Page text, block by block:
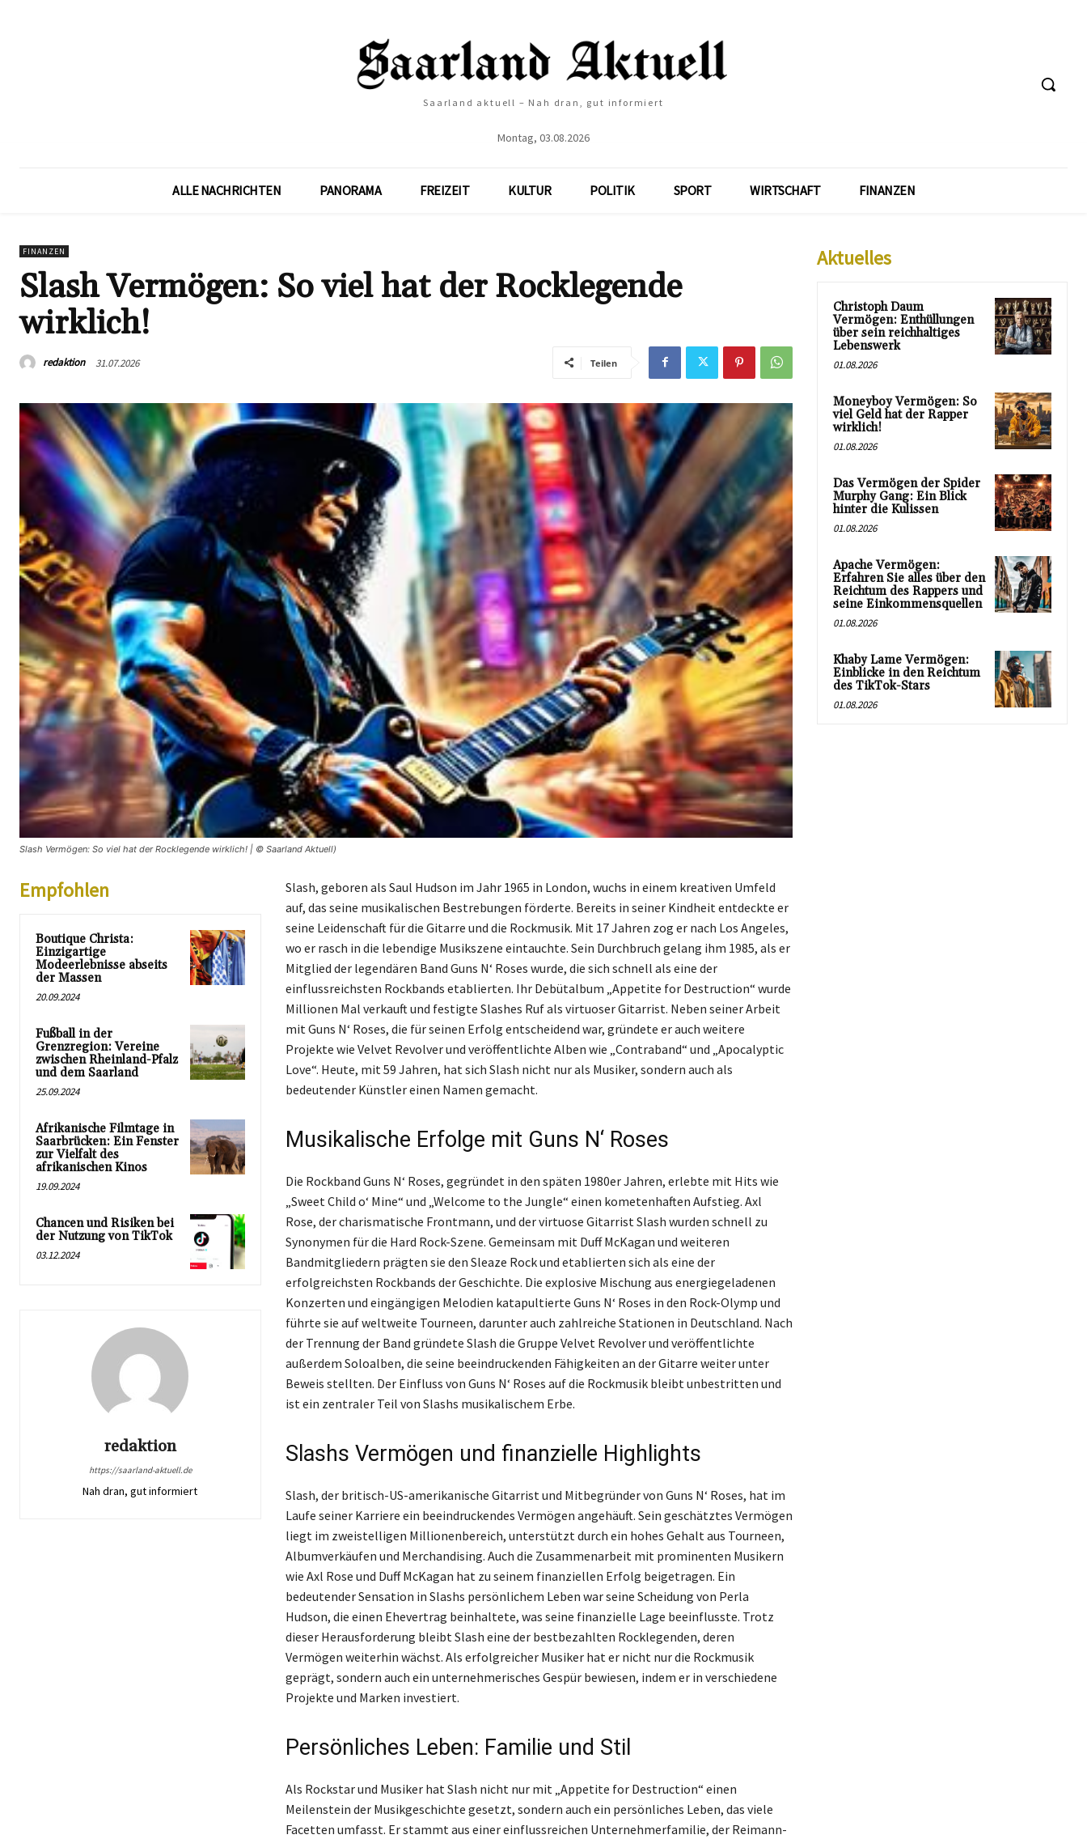
Saarland aktuell – Nah dran, gut informiert
Montag, 03.08.2026
ALLE NACHRICHTEN PANORAMA FREIZEIT KULTUR POLITIK SPORT WIRTSCHAFT FINANZEN
FINANZEN
Slash Vermögen: So viel hat der Rocklegende
wirklich!
redaktion 31.07.2026 Teilen
Slash Vermögen: So viel hat der Rocklegende wirklich! | © Saarland Aktuell)
Empfohlen
Boutique Christa:
Einzigartige
Modeerlebnisse abseits
der Massen
20.09.2024
Fußball in der
Grenzregion: Vereine
zwischen Rheinland-Pfalz
und dem Saarland
25.09.2024
Afrikanische Filmtage in
Saarbrücken: Ein Fenster
zur Vielfalt des
afrikanischen Kinos
19.09.2024
Chancen und Risiken bei
der Nutzung von TikTok
03.12.2024
redaktion
https://saarland-aktuell.de
Nah dran, gut informiert
Slash, geboren als Saul Hudson im Jahr 1965 in London, wuchs in einem kreativen Umfeld
auf, das seine musikalischen Bestrebungen förderte. Bereits in seiner Kindheit entdeckte er
seine Leidenschaft für die Gitarre und die Rockmusik. Mit 17 Jahren zog er nach Los Angeles,
wo er rasch in die lebendige Musikszene eintauchte. Sein Durchbruch gelang ihm 1985, als er
Mitglied der legendären Band Guns N‘ Roses wurde, die sich schnell als eine der
einflussreichsten Rockbands etablierten. Ihr Debütalbum „Appetite for Destruction“ wurde
Millionen Mal verkauft und festigte Slashes Ruf als virtuoser Gitarrist. Neben seiner Arbeit
mit Guns N‘ Roses, die für seinen Erfolg entscheidend war, gründete er auch weitere
Projekte wie Velvet Revolver und veröffentlichte Alben wie „Contraband“ und „Apocalyptic
Love“. Heute, mit 59 Jahren, hat sich Slash nicht nur als Musiker, sondern auch als
bedeutender Künstler einen Namen gemacht.
Musikalische Erfolge mit Guns N‘ Roses
Die Rockband Guns N‘ Roses, gegründet in den späten 1980er Jahren, erlebte mit Hits wie
„Sweet Child o‘ Mine“ und „Welcome to the Jungle“ einen kometenhaften Aufstieg. Axl
Rose, der charismatische Frontmann, und der virtuose Gitarrist Slash wurden schnell zu
Synonymen für die Hard Rock-Szene. Gemeinsam mit Duff McKagan und weiteren
Bandmitgliedern prägten sie den Sleaze Rock und etablierten sich als eine der
erfolgreichsten Rockbands der Geschichte. Die explosive Mischung aus energiegeladenen
Konzerten und eingängigen Melodien katapultierte Guns N‘ Roses in den Rock-Olymp und
führte sie auf weltweite Tourneen, darunter auch zahlreiche Stationen in Deutschland. Nach
der Trennung der Band gründete Slash die Gruppe Velvet Revolver und veröffentlichte
außerdem Soloalben, die seine beeindruckenden Fähigkeiten an der Gitarre weiter unter
Beweis stellten. Der Einfluss von Guns N‘ Roses auf die Rockmusik bleibt unbestritten und
ist ein zentraler Teil von Slashs musikalischem Erbe.
Slashs Vermögen und finanzielle Highlights
Slash, der britisch-US-amerikanische Gitarrist und Mitbegründer von Guns N‘ Roses, hat im
Laufe seiner Karriere ein beeindruckendes Vermögen angehäuft. Sein geschätztes Vermögen
liegt im zweistelligen Millionenbereich, unterstützt durch ein hohes Gehalt aus Tourneen,
Albumverkäufen und Merchandising. Auch die Zusammenarbeit mit prominenten Musikern
wie Axl Rose und Duff McKagan hat zu seinem finanziellen Erfolg beigetragen. Ein
bedeutender Sensation in Slashs persönlichem Leben war seine Scheidung von Perla
Hudson, die einen Ehevertrag beinhaltete, was seine finanzielle Lage beeinflusste. Trotz
dieser Herausforderung bleibt Slash eine der bestbezahlten Rocklegenden, deren
Vermögen weiterhin wächst. Als erfolgreicher Musiker hat er nicht nur die Rockmusik
geprägt, sondern auch ein unternehmerisches Gespür bewiesen, indem er in verschiedene
Projekte und Marken investiert.
Persönliches Leben: Familie und Stil
Als Rockstar und Musiker hat Slash nicht nur mit „Appetite for Destruction“ einen
Meilenstein der Musikgeschichte gesetzt, sondern auch ein persönliches Leben, das viele
Facetten umfasst. Er stammt aus einer einflussreichen Unternehmerfamilie, der Reimann-
Aktuelles
Christoph Daum
Vermögen: Enthüllungen
über sein reichhaltiges
Lebenswerk
01.08.2026
Moneyboy Vermögen: So
viel Geld hat der Rapper
wirklich!
01.08.2026
Das Vermögen der Spider
Murphy Gang: Ein Blick
hinter die Kulissen
01.08.2026
Apache Vermögen:
Erfahren Sie alles über den
Reichtum des Rappers und
seine Einkommensquellen
01.08.2026
Khaby Lame Vermögen:
Einblicke in den Reichtum
des TikTok-Stars
01.08.2026